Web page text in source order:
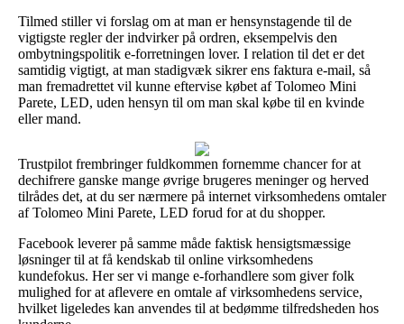
Tilmed stiller vi forslag om at man er hensynstagende til de
vigtigste regler der indvirker på ordren, eksempelvis den
ombytningspolitik e-forretningen lover. I relation til det er det
samtidig vigtigt, at man stadigvæk sikrer ens faktura e-mail, så
man fremadrettet vil kunne eftervise købet af Tolomeo Mini
Parete, LED, uden hensyn til om man skal købe til en kvinde
eller mand.
Trustpilot frembringer fuldkommen fornemme chancer for at
dechifrere ganske mange øvrige brugeres meninger og herved
tilrådes det, at du ser nærmere på internet virksomhedens omtaler
af Tolomeo Mini Parete, LED forud for at du shopper.
Facebook leverer på samme måde faktisk hensigtsmæssige
løsninger til at få kendskab til online virksomhedens
kundefokus. Her ser vi mange e-forhandlere som giver folk
mulighed for at aflevere en omtale af virksomhedens service,
hvilket ligeledes kan anvendes til at bedømme tilfredsheden hos